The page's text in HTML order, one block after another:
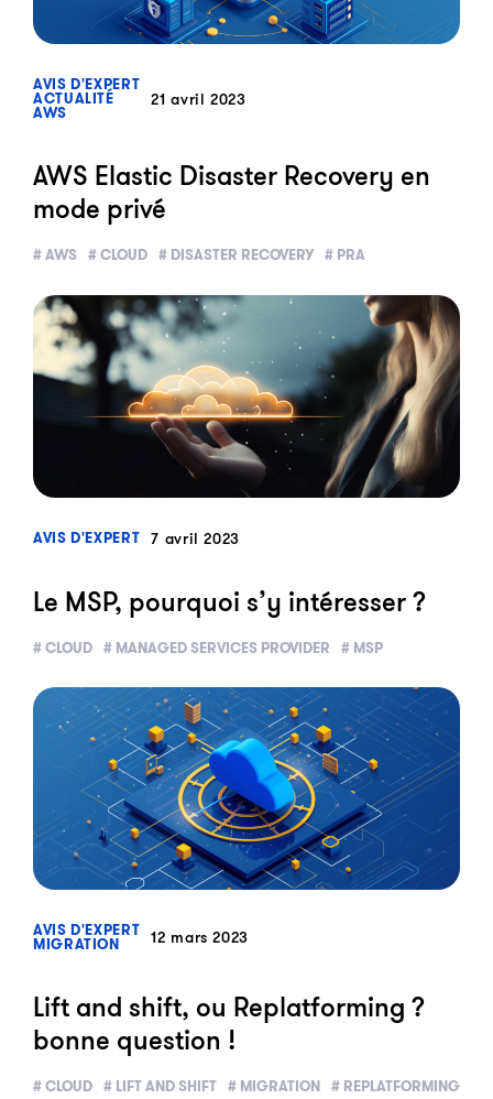
AVIS D'EXPERT
ACTUALITÉ
AWS
21 avril 2023
AWS Elastic Disaster Recovery en
mode privé
# AWS # CLOUD # DISASTER RECOVERY # PRA
AVIS D'EXPERT 7 avril 2023
Le MSP, pourquoi s’y intéresser ?
# CLOUD # MANAGED SERVICES PROVIDER # MSP
AVIS D'EXPERT
MIGRATION 12 mars 2023
Lift and shift, ou Replatforming ?
bonne question !
# CLOUD # LIFT AND SHIFT # MIGRATION # REPLATFORMING